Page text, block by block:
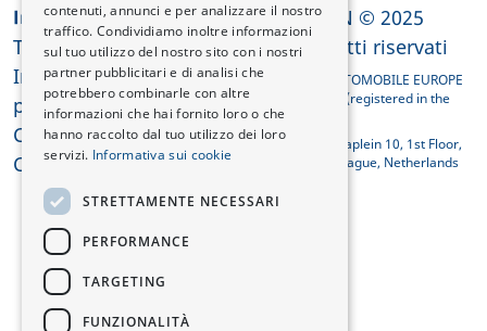
Informazioni legali
Termini e condizioni
Informativa sulla
privacy
Cookie
Conformità REACH
CHANGAN © 2025
Tutti i diritti riservati
CHANGAN AUTOMOBILE EUROPE
HOLDING B.V. (registered in the
Netherlands)
Koningin Julianaplein 10, 1st Floor,
2595 AA The Hague, Netherlands
contenuti, annunci e per analizzare il nostro
traffico. Condividiamo inoltre informazioni
sul tuo utilizzo del nostro sito con i nostri
partner pubblicitari e di analisi che
potrebbero combinarle con altre
informazioni che hai fornito loro o che
hanno raccolto dal tuo utilizzo dei loro
servizi. Informativa sui cookie
STRETTAMENTE NECESSARI
PERFORMANCE
TARGETING
FUNZIONALITÀ